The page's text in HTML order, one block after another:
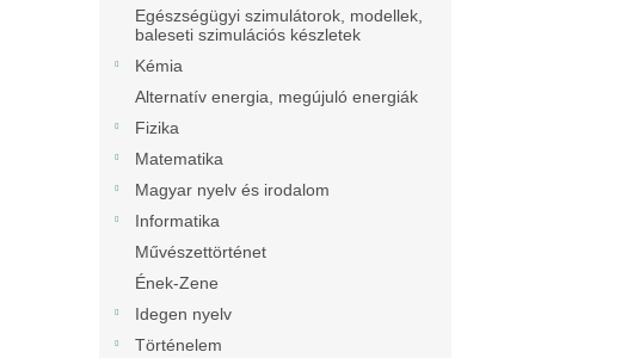
Egészségügyi szimulátorok, modellek,
baleseti szimulációs készletek
Kémia
Alternatív energia, megújuló energiák
Fizika
Matematika
Magyar nyelv és irodalom
Informatika
Művészettörténet
Ének-Zene
Idegen nyelv
Történelem